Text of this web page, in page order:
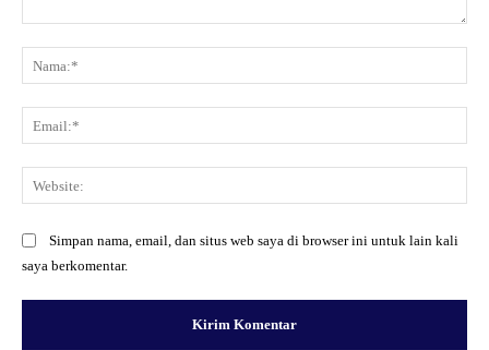
Simpan nama, email, dan situs web saya di browser ini untuk lain kali
saya berkomentar.